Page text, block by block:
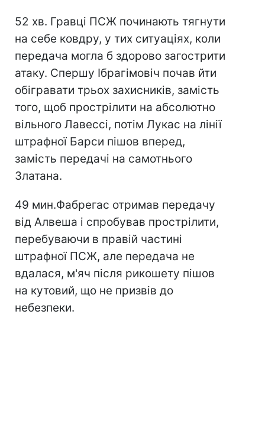
52 хв. Гравці ПСЖ починають тягнути
на себе ковдру, у тих ситуаціях, коли
передача могла б здорово загострити
атаку. Спершу Ібрагімовіч почав йти
обігравати трьох захисників, замість
того, щоб прострілити на абсолютно
вільного Лавессі, потім Лукас на лінії
штрафної Барси пішов вперед,
замість передачі на самотнього
Златана.
49 мин.Фабрегас отримав передачу
від Алвеша і спробував прострілити,
перебуваючи в правій частині
штрафної ПСЖ, але передача не
вдалася, м'яч після рикошету пішов
на кутовий, що не призвів до
небезпеки.